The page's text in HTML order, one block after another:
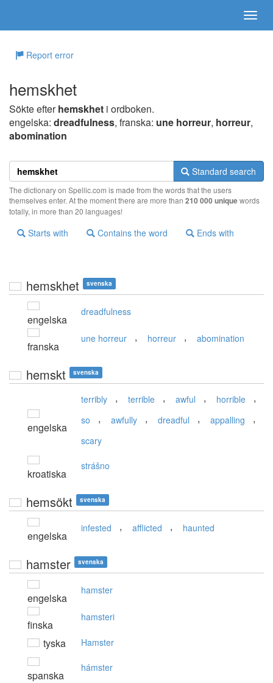
Report error
hemskhet
Sökte efterhemskhet i ordboken.
engelska: dreadfulness, franska: une horreur, horreur,
abomination
Standard search
The dictionary on Spellic.com is made from the words that the users
themselves enter. At the moment there are more than 210 000 uniquewords
totally, in more than 20 languages!
Starts with Contains the word Ends with
hemskhet svenska
engelska
dreadfulness
franska
une horreur , horreur , abomination
hemskt svenska
engelska
terribly , terrible , awful , horrible ,
so , awfully , dreadful , appalling ,
scary
kroatiska
strášno
hemsökt svenska
engelska
infested , afflicted , haunted
hamster svenska
engelska
hamster
finska
hamsteri
tyska Hamster
spanska
hámster